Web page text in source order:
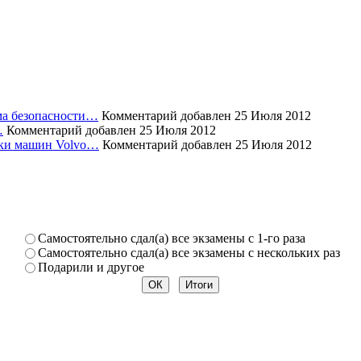
безопасности… Комментарий добавлен 25 Июля 2012
Комментарий добавлен 25 Июля 2012
машин Volvo… Комментарий добавлен 25 Июля 2012
Самостоя­тельно сдал(а) все экзамены­ с 1-го раза
Самостоя­тельно сдал(а) все экзамены­ с нескольк­их раз
Подарили­ и другое